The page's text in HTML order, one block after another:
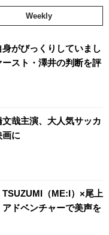
Weekly
がびっくりしていまし
スト・澤井の判断を評
文哉主演、大人気サッカ
画に
TSUZUMI（ME:I）×尾上
ドベンチャーで美声を